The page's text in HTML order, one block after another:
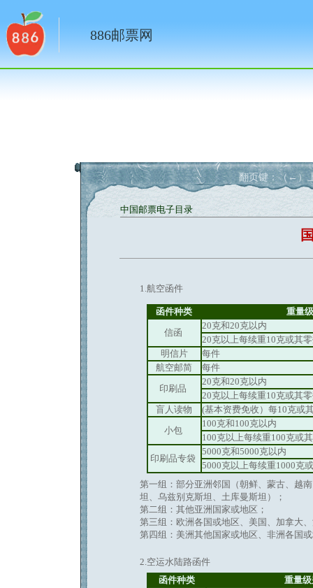
886邮票网
翻页键：（←）
中国邮票电子目录
1.航空函件
函件种类
重量
信函
20克和20克以内
20克以上每续重10克或其
明信片
每件
航空邮简
每件
印刷品
20克和20克以内
20克以上每续重10克或其
盲人读物
(基本资费免收）每10克或
小包
100克和100克以内
100克以上每续重100克或
印刷品专袋
5000克和5000克以内
5000克以上每续重1000克
第一组：部分亚洲邻国（朝鲜、蒙古、越
坦、乌兹别克斯坦、土库曼斯坦）；
第二组：其他亚洲国家或地区；
第三组：欧洲各国或地区、美国、加拿大
第四组：美洲其他国家或地区、非洲各国
2.空运水陆路函件
函件种类
重量级